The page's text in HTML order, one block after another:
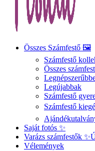
Összes Számfestő 🖼️
Számfestő
Összes
Legújabbak
Számfestő
Számfestő
Saját fotós ✨
Varázs számfestők ✨
Vélemények